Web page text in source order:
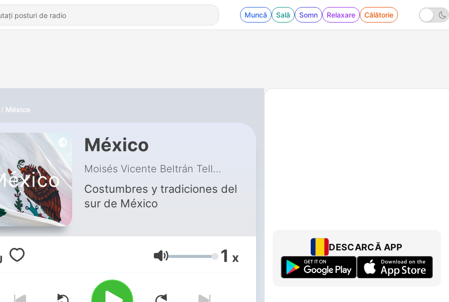
Muncă Sală Somn Relaxare Călătorie
México
México
Moisés Vicente Beltrán Tellez
Costumbres y tradiciones del
sur de México
Volum 1 x
DESCARCĂ APP